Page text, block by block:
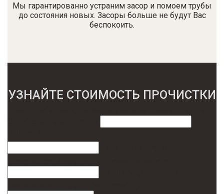
Мы гарантированно устраним засор и помоем трубы
до состояния новых. Засоры больше не будут Вас
беспокоить.
УЗНАЙТЕ СТОИМОСТЬ ПРОЧИСТКИ